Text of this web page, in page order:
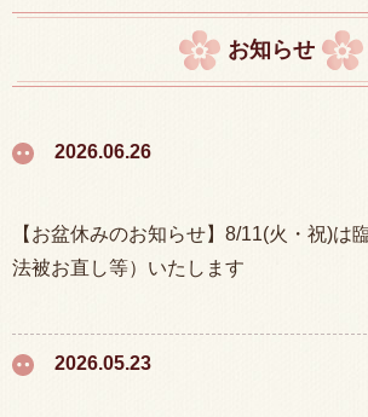
お知らせ
2026.06.26
【お盆休みのお知らせ】8/11(火・祝)は
法被お直し等）いたします
2026.05.23